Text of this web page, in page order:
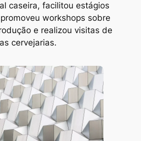
caseira, facilitou estágios
workshops sobre
e realizou visitas de
cervejarias.